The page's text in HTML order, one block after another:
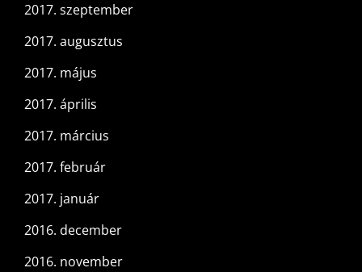
2017. szeptember
2017. augusztus
2017. május
2017. április
2017. március
2017. február
2017. január
2016. december
2016. november